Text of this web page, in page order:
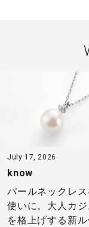
July 17, 2026
know
パールネックレ
使いに。大人カ
を格上げする新